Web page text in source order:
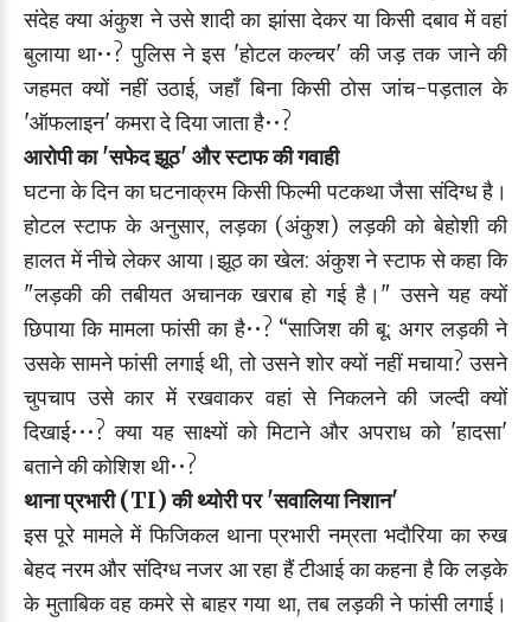
संदेह क्या अंकुश ने उसे शादी का झांसा देकर या किसी दबाव में वहां
बुलाया था••? पुलिस ने इस 'होटल कल्चर' की जड़ तक जाने की
जहमत क्यों नहीं उठाई, जहाँ बिना किसी ठोस जांच-पड़ताल के
'ऑफलाइन' कमरा दे दिया जाता है••?
आरोपी का 'सफेद झूठ' और स्टाफ की गवाही
घटना के दिन का घटनाक्रम किसी फिल्मी पटकथा जैसा संदिग्ध है।
होटल स्टाफ के अनुसार, लड़का (अंकुश) लड़की को बेहोशी की
हालत में नीचे लेकर आया।झूठ का खेल: अंकुश ने स्टाफ से कहा कि
"लड़की की तबीयत अचानक खराब हो गई है।" उसने यह क्यों
छिपाया कि मामला फांसी का है••? “साजिश की बू: अगर लड़की ने
उसके सामने फांसी लगाई थी, तो उसने शोर क्यों नहीं मचाया? उसने
चुपचाप उसे कार में रखवाकर वहां से निकलने की जल्दी क्यों
दिखाई•••? क्या यह साक्ष्यों को मिटाने और अपराध को 'हादसा'
बताने की कोशिश थी••?
थाना प्रभारी (TI) की थ्योरी पर 'सवालिया निशान'
इस पूरे मामले में फिजिकल थाना प्रभारी नम्रता भदौरिया का रुख
बेहद नरम और संदिग्ध नजर आ रहा हैं टीआई का कहना है कि लड़के
के मुताबिक वह कमरे से बाहर गया था, तब लड़की ने फांसी लगाई।